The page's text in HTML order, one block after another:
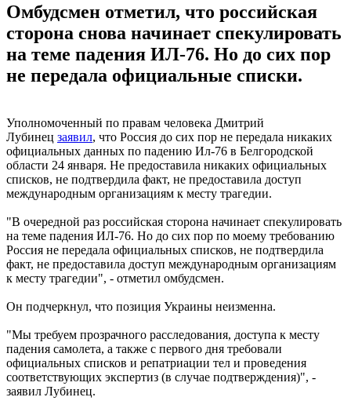
Омбудсмен отметил, что российская
сторона снова начинает спекулировать
на теме падения ИЛ-76. Но до сих пор
не передала официальные списки.
Уполномоченный по правам человека Дмитрий
Лубинец заявил, что Россия до сих пор не передала никаких
официальных данных по падению Ил-76 в Белгородской
области 24 января. Не предоставила никаких официальных
списков, не подтвердила факт, не предоставила доступ
международным организациям к месту трагедии.
"В очередной раз российская сторона начинает спекулировать
на теме падения ИЛ-76. Но до сих пор по моему требованию
Россия не передала официальных списков, не подтвердила
факт, не предоставила доступ международным организациям
к месту трагедии", - отметил омбудсмен.
Он подчеркнул, что позиция Украины неизменна.
"Мы требуем прозрачного расследования, доступа к месту
падения самолета, а также с первого дня требовали
официальных списков и репатриации тел и проведения
соответствующих экспертиз (в случае подтверждения)", -
заявил Лубинец.